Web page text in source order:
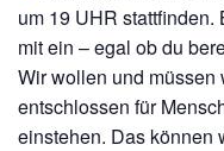
um 19 UHR
mit ein – egal ob du
Wir wollen und müssen
entschlossen für
einstehen. Das können